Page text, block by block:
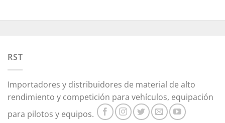
Las
la
página
de
producto
RST
Importadores y distribuidores de material de alto
rendimiento y competición para vehículos, equipación
para pilotos y equipos.